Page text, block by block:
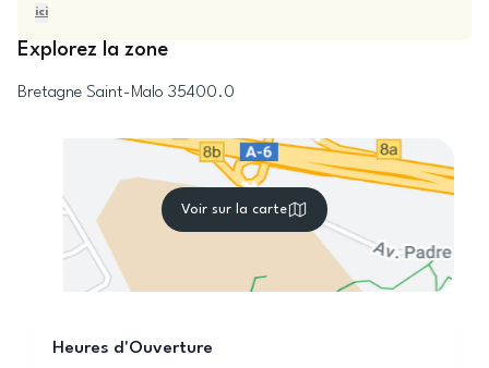
ici
Explorez la zone
Bretagne Saint-Malo 35400.0
Voir sur la carte
Heures d'Ouverture